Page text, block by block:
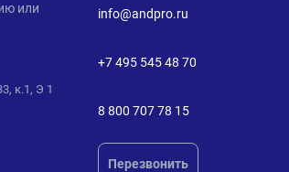
или
к.1, Э 1
info@andpro.ru
+7 495 545 48 70
8 800 707 78 15
Перезвонить